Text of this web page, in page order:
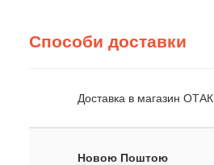
Способи доставки
Доставка в магазин ОТАК
Новою Поштою